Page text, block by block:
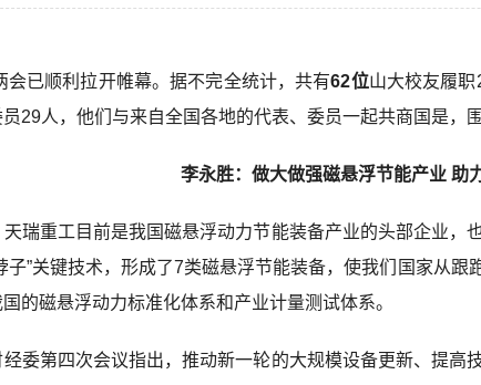
会已顺利拉开帷幕。据不完全统计，共有62位山大校友履
29人，他们与来自全国各地的代表、委员一起共商国是，
李永胜：做大做强磁悬浮节能产业 助
天瑞重工目前是我国磁悬浮动力节能装备产业的头部企业
子”关键技术，形成了7类磁悬浮节能装备，使我们国家从
的磁悬浮动力标准化体系和产业计量测试体系。
委第四次会议指出，推动新一轮的大规模设备更新、提